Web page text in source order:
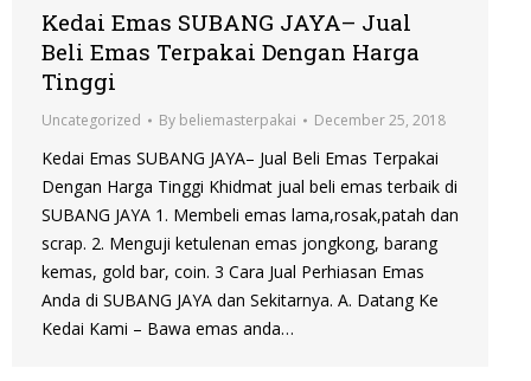
Kedai Emas SUBANG JAYA– Jual
Beli Emas Terpakai Dengan Harga
Tinggi
Uncategorized By beliemasterpakai December 25, 2018
Kedai Emas SUBANG JAYA– Jual Beli Emas Terpakai
Dengan Harga Tinggi Khidmat jual beli emas terbaik di
SUBANG JAYA 1. Membeli emas lama,rosak,patah dan
scrap. 2. Menguji ketulenan emas jongkong, barang
kemas, gold bar, coin. 3 Cara Jual Perhiasan Emas
Anda di SUBANG JAYA dan Sekitarnya. A. Datang Ke
Kedai Kami – Bawa emas anda…